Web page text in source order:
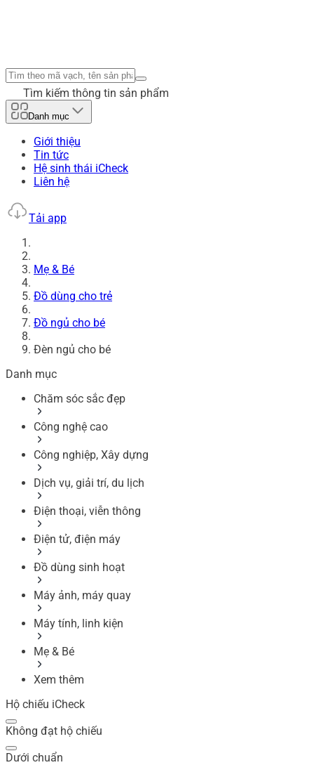
Tìm kiếm thông tin sản phẩm
Danh mục
Giới thiệu
Tin tức
Hệ sinh thái iCheck
Liên hệ
Tải app
Mẹ & Bé
Đồ dùng cho trẻ
Đồ ngủ cho bé
Đèn ngủ cho bé
Danh mục
Chăm sóc sắc đẹp
Công nghệ cao
Công nghiệp, Xây dựng
Dịch vụ, giải trí, du lịch
Điện thoại, viễn thông
Điện tử, điện máy
Đồ dùng sinh hoạt
Máy ảnh, máy quay
Máy tính, linh kiện
Mẹ & Bé
Xem thêm
Hộ chiếu iCheck
Không đạt hộ chiếu
Dưới chuẩn